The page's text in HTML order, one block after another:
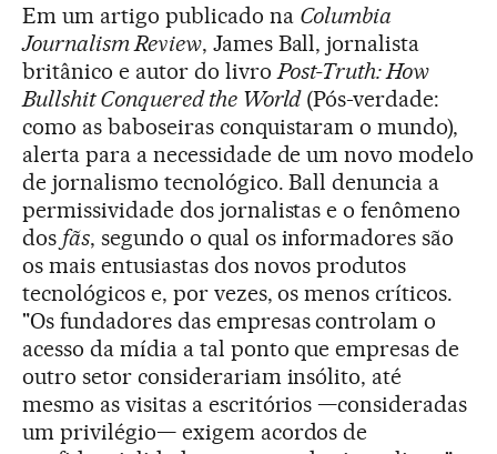
Em um artigo publicado na Columbia
Journalism Review, James Ball, jornalista
britânico e autor do livro Post-Truth: How
Bullshit Conquered the World(Pós-verdade:
como as baboseiras conquistaram o mundo),
alerta para a necessidade de um novo modelo
de jornalismo tecnológico. Ball denuncia a
permissividade dos jornalistas e o fenômeno
dos fãs, segundo o qual os informadores são
os mais entusiastas dos novos produtos
tecnológicos e, por vezes, os menos críticos.
"Os fundadores das empresas controlam o
acesso da mídia a tal ponto que empresas de
outro setor considerariam insólito, até
mesmo as visitas a escritórios —consideradas
um privilégio— exigem acordos de